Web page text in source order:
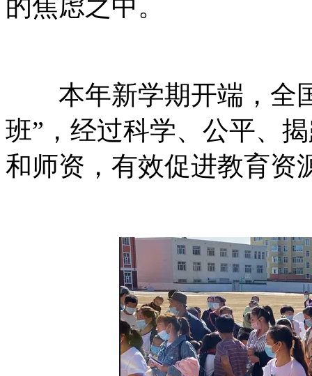
的焦虑之中。
本年新学期开端，全
班”，经过科学、公平、
和师资，有效促进教育资